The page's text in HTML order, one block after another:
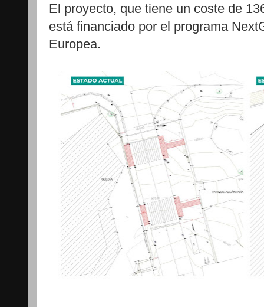
El proyecto, que tiene un coste de
está financiado por el programa
Europea.